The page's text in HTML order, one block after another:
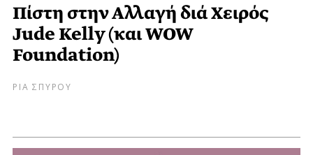
Πίστη στην Αλλαγή διά Χειρός
Jude Kelly (και WOW
Foundation)
ΡΙΑ ΣΠΥΡΟΥ